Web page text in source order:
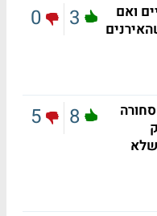
ואם
3
0
8
5